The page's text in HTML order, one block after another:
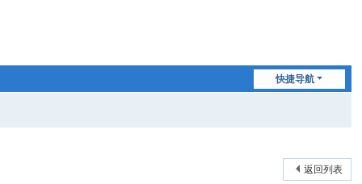
快捷导航
返回列表